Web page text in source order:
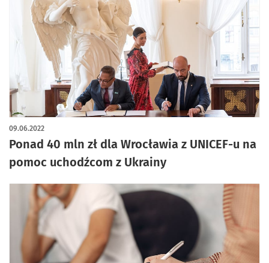
Ponad 40 mln zł dla Wrocławia z UNICEF-u na
pomoc uchodźcom z Ukrainy
09.06.2022